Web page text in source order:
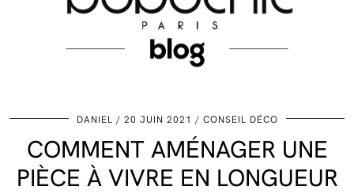
DANIEL 20 JUIN 2021 CONSEIL DÉCO
COMMENT AMÉNAGER UNE
PIÈCE À VIVRE EN LONGUEUR